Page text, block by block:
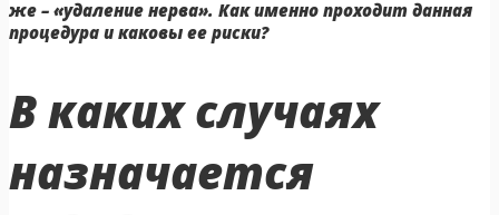
же – «удаление нерва». Как именно проходит данная
процедура и каковы ее риски?
В каких случаях
назначается